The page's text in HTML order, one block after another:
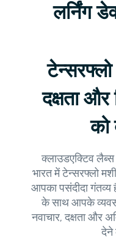
लर्निंग
दक्षता और
को
क्लाउडएक्टिव लैब्स
भारत में टेन्सरफ्लो
आपका पसंदीदा गंतव्य
के साथ आपके
नवाचार, दक्षता और
देने